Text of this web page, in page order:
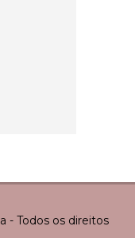
- Todos os direitos